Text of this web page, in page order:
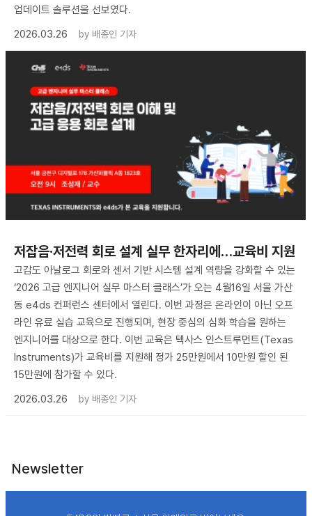
업데이트 솔루션을 선보였다.
2026.03.26
by 배종인 기자
저잡음·저전력 회로 설계 실무 한자리에…교육비 지원
고감도 아날로그 회로와 센서 기반 시스템 설계 역량을 강화할 수 있는
‘2026 고급 엔지니어 실무 마스터 클래스’가 오는 4월16일 서울 가산
동 e4ds 컨퍼런스 센터에서 열린다. 이번 과정은 온라인이 아닌 오프
라인 유료 실습 교육으로 진행되며, 현장 중심의 심화 학습을 원하는
엔지니어를 대상으로 한다. 이번 교육은 텍사스 인스트루먼트(Texas
Instruments)가 교육비를 지원해 정가 25만원에서 10만원 할인 된
15만원에 참가할 수 있다.
2026.03.26
by 배종인 기자
Newsletter